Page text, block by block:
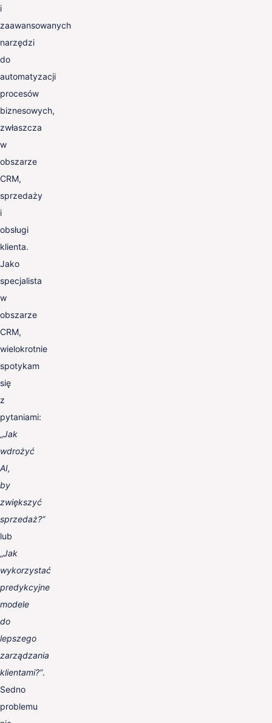
i
zaawansowanych
narzędzi
do
automatyzacji
procesów
biznesowych,
zwłaszcza
w
obszarze
CRM,
sprzedaży
i
obsługi
klienta.
Jako
specjalista
w
obszarze
CRM,
wielokrotnie
spotykam
się
z
pytaniami:
„Jak
wdrożyć
AI,
by
zwiększyć
sprzedaż?”
lub
„Jak
wykorzystać
predykcyjne
modele
do
lepszego
zarządzania
klientami?”.
Sedno
problemu